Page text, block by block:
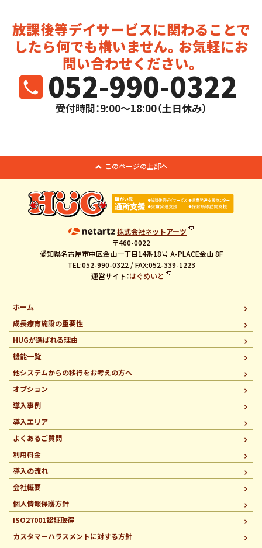
放課後等デイサービスに関わることで
したら何でも構いません。お気軽にお
問い合わせください。
052-990-0322
受付時間：9:00～18:00（土日休み）
このページの上部へ
株式会社ネットアーツ
〒460-0022
愛知県名古屋市中区金山一丁目14番18号 A-PLACE金山 8F
TEL:052-990-0322 / FAX:052-339-1223
運営サイト：はぐめいと
ホーム
成長療育施設の重要性
HUGが選ばれる理由
機能一覧
他システムからの移行をお考えの方へ
オプション
導入事例
導入エリア
よくあるご質問
利用料金
導入の流れ
会社概要
個人情報保護方針
ISO27001認証取得
カスタマーハラスメントに対する方針